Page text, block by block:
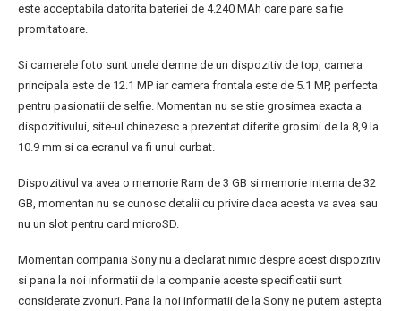
este acceptabila datorita bateriei de 4.240 MAh care pare sa fie
promitatoare.
Si camerele foto sunt unele demne de un dispozitiv de top, camera
principala este de 12.1 MP iar camera frontala este de 5.1 MP, perfecta
pentru pasionatii de selfie. Momentan nu se stie grosimea exacta a
dispozitivului, site-ul chinezesc a prezentat diferite grosimi de la 8,9 la
10.9 mm si ca ecranul va fi unul curbat.
Dispozitivul va avea o memorie Ram de 3 GB si memorie interna de 32
GB, momentan nu se cunosc detalii cu privire daca acesta va avea sau
nu un slot pentru card microSD.
Momentan compania Sony nu a declarat nimic despre acest dispozitiv
si pana la noi informatii de la companie aceste specificatii sunt
considerate zvonuri. Pana la noi informatii de la Sony ne putem astepta